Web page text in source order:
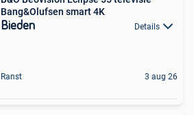
Bang&Olufsen smart 4K
Bieden Details
Ranst 3 aug 26